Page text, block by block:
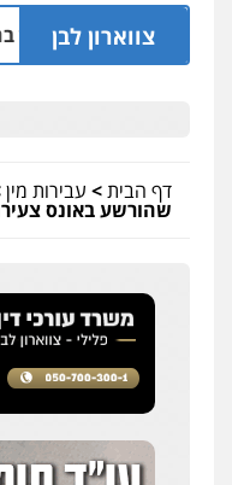
צווארון לבן
ש"ס לשעבר בחיפה
דף הבית> עבירות מין
שהורשע באונס
משפחה
עו"ד
פלילי